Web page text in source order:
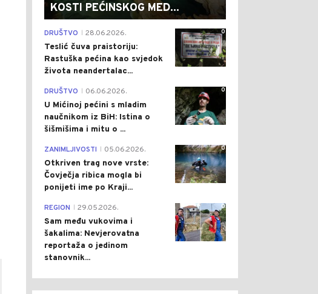
KOSTI PEĆINSKOG MED...
0
DRUŠTVO 28.06.2026.
Teslić čuva praistoriju:
Rastuška pećina kao svjedok
života neandertalac...
0
DRUŠTVO 06.06.2026.
U Mićinoj pećini s mladim
naučnikom iz BiH: Istina o
šišmišima i mitu o ...
0
ZANIMLJIVOSTI 05.06.2026.
Otkriven trag nove vrste:
Čovječja ribica mogla bi
ponijeti ime po Kraji...
0
REGION 29.05.2026.
Sam među vukovima i
šakalima: Nevjerovatna
reportaža o jedinom
stanovnik...